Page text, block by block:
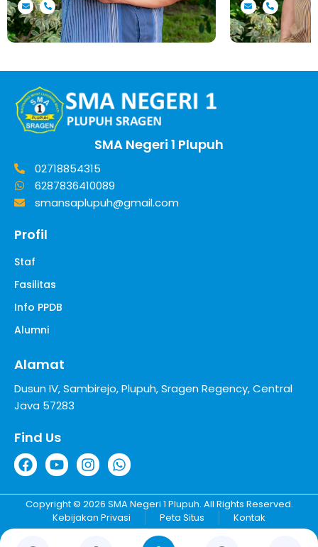
SMA Negeri 1 Plupuh
02718854315
6287836410089
smansaplupuh@gmail.com
Profil
Staf
Fasilitas
Info PPDB
Alumni
Alamat
Dusun IV, Sambirejo, Plupuh, Sragen Regency, Central
Java 57283
Find Us
Copyright © 2026 SMA Negeri 1 Plupuh. All Rights Reserved.
Kebijakan Privasi
Peta Situs Kontak